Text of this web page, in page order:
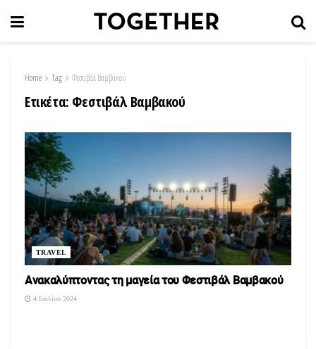
Home Tag Φεστιβάλ Βαμβακού
Ετικέτα: Φεστιβάλ Βαμβακού
TRAVEL
Ανακαλύπτοντας τη μαγεία του Φεστιβάλ Βαμβακού
4 Ιουλίου 2024